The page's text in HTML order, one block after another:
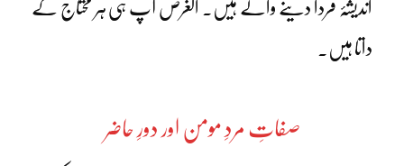
اندیشۂ فردا دینے والے ہیں۔ الغرض آپ ہی ہر محتاج کے
داتا ہیں۔
صفاتِ مردِ مومن اور دورِ حاضر